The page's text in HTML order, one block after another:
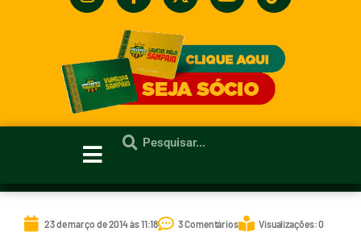
23 de março de 2014 às 11:18 3 Comentários Visualizações: 0